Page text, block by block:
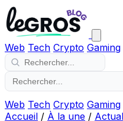
Web Tech Crypto Gaming
Web Tech Crypto Gaming
Accueil / À la une /